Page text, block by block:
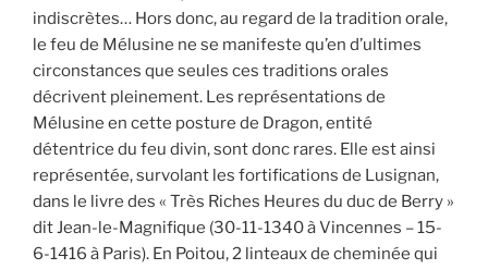
indiscrètes… Hors donc, au regard de la tradition orale,
le feu de Mélusine ne se manifeste qu’en d’ultimes
circonstances que seules ces traditions orales
décrivent pleinement. Les représentations de
Mélusine en cette posture de Dragon, entité
détentrice du feu divin, sont donc rares. Elle est ainsi
représentée, survolant les fortifications de Lusignan,
dans le livre des « Très Riches Heures du duc de Berry »
dit Jean-le-Magnifique (30-11-1340 à Vincennes – 15-
6-1416 à Paris). En Poitou, 2 linteaux de cheminée qui